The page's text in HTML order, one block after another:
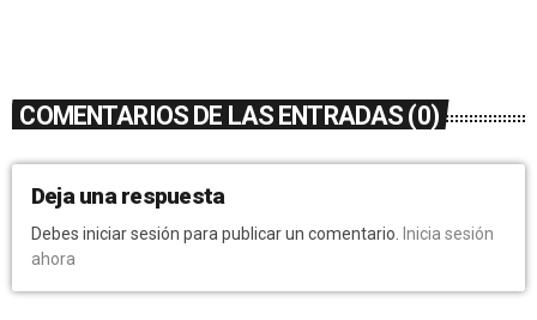
COMENTARIOS DE LAS ENTRADAS (0)
Deja una respuesta
Debes iniciar sesión para publicar un comentario.
Inicia sesión
ahora